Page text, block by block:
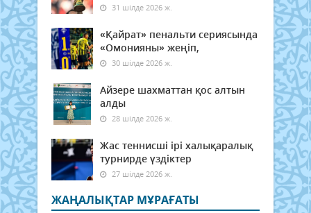
31 шілде 2026 ж.
«Қайрат» пенальти сериясында
«Омонияны» жеңіп,
30 шілде 2026 ж.
Айзере шахматтан қос алтын
алды
28 шілде 2026 ж.
Жас теннисші ірі халықаралық
турнирде үздіктер
27 шілде 2026 ж.
ЖАҢАЛЫҚТАР МҰРАҒАТЫ